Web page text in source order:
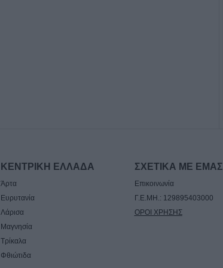
για την αποκατάσταση ζημιών στο
ΚΕΝΤΡΙΚΗ ΕΛΛΑΔΑ
Άρτα
Ευρυτανία
Λάρισα
Μαγνησία
Τρίκαλα
Φθιώτιδα
ΣΧΕΤΙΚΑ ΜΕ ΕΜΑΣ
Επικοινωνία
Γ.Ε.ΜΗ.: 129895403000
ΟΡΟΙ ΧΡΗΣΗΣ